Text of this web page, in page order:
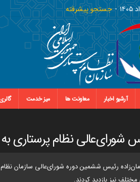
جستجو پیشرفته
آرشیو اخبار معاونت ها میز خدمت
شورای‌عالی نظام پرستاری
رئیس ششمین دوره شورای‌عالی سازمان
نیز بازدید کردند.